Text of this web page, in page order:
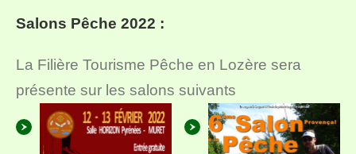
Salons Pêche 2022 :
La Filière Tourisme Pêche en Lozère sera
présente sur les salons suivants